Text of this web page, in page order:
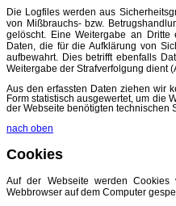
Die Logfiles werden aus
von Mißbrauchs- bzw.
gelöscht. Eine Weitergabe an Dritte
Daten, die für die Aufklärung von
aufbewahrt. Dies betrifft ebenfalls
Weitergabe der Strafverfolgung dient
Aus den erfassten Daten ziehen wir
Form statistisch ausgewertet, um die
der Webseite benötigten technischen
nach oben
Cookies
Auf der Webseite werden
Webbrowser auf dem Computer